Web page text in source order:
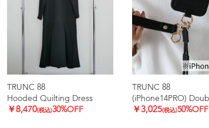
TRUNC 88
Hooded Quilting Dress
￥8,470(税込)30%OFF
TRUNC 88
￥3,025(税込)50%OFF